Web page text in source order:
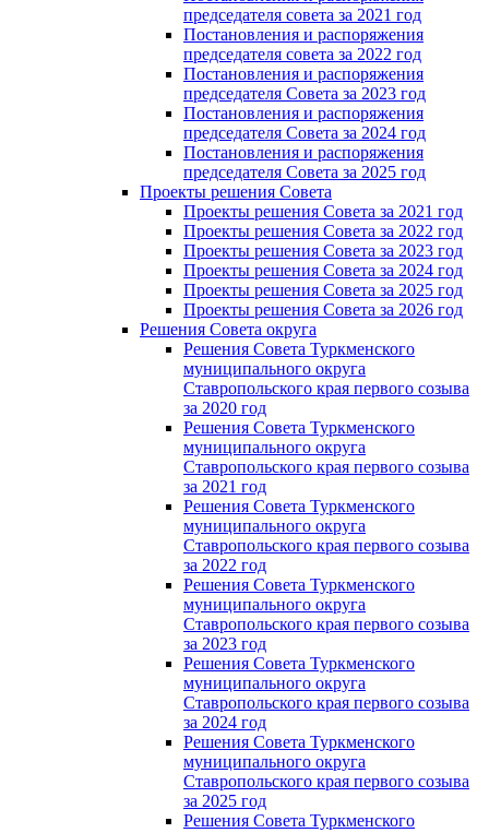
председателя совета за 2021 год
Постановления и распоряжения
председателя совета за 2022 год
Постановления и распоряжения
председателя Cовета за 2023 год
Постановления и распоряжения
председателя Cовета за 2024 год
Постановления и распоряжения
председателя Cовета за 2025 год
Проекты решения Cовета
Проекты решения Совета за 2021 год
Проекты решения Совета за 2022 год
Проекты решения Cовета за 2023 год
Проекты решения Совета за 2024 год
Проекты решения Совета за 2025 год
Проекты решения Совета за 2026 год
Решения Совета округа
Решения Совета Туркменского
муниципального округа
Ставропольского края первого созыва
за 2020 год
Решения Совета Туркменского
муниципального округа
Ставропольского края первого созыва
за 2021 год
Решения Совета Туркменского
муниципального округа
Ставропольского края первого созыва
за 2022 год
Решения Совета Туркменского
муниципального округа
Ставропольского края первого созыва
за 2023 год
Решения Совета Туркменского
муниципального округа
Ставропольского края первого созыва
за 2024 год
Решения Совета Туркменского
муниципального округа
Ставропольского края первого созыва
за 2025 год
Решения Совета Туркменского